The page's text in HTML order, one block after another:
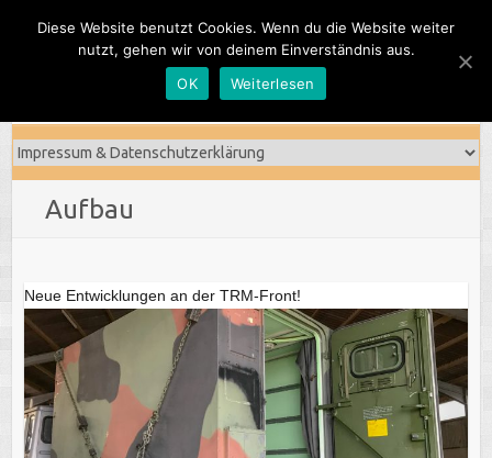
Aufbau
Neue Entwicklungen an der TRM-Front!
Diese Website benutzt Cookies. Wenn du die Website weiter
nutzt, gehen wir von deinem Einverständnis aus.
OK
Weiterlesen